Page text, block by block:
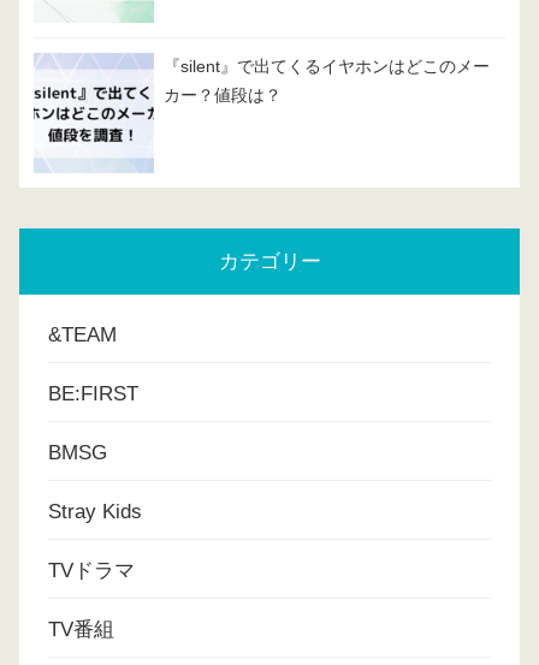
『silent』で出てくるイヤホンはどこのメー
カー？値段は？
カテゴリー
&TEAM
BE:FIRST
BMSG
Stray Kids
TVドラマ
TV番組